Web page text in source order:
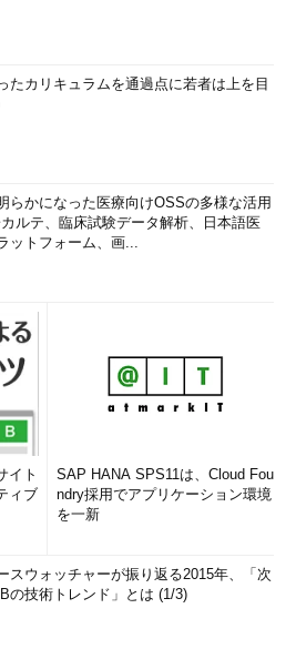
たカリキュラムを通過点に若者は上を目
らかになった医療向けOSSの多様な活用
ルテ、臨床試験データ解析、日本語医
ットフォーム、画...
イト
ィブ
SAP HANA SPS11は、Cloud Fou
ndry採用でアプリケーション環境
を一新
スウォッチャーが振り返る2015年、「次
の技術トレンド」とは (1/3)